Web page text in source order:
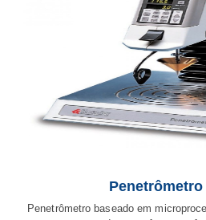
Penetrômetro baseado em